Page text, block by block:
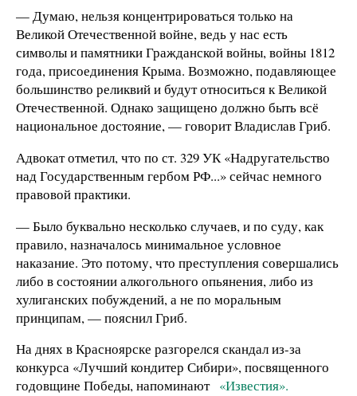
— Думаю, нельзя концентрироваться только на
Великой Отечественной войне, ведь у нас есть
символы и памятники Гражданской войны, войны 1812
года, присоединения Крыма. Возможно, подавляющее
большинство реликвий и будут относиться к Великой
Отечественной. Однако защищено должно быть всё
национальное достояние, — говоритВладиславГриб.
Адвокат отметил, что по ст. 329 УК «Надругательство
над Государственным гербом РФ...» сейчас немного
правовой практики.
— Было буквально несколько случаев, и по суду, как
правило, назначалось минимальное условное
наказание. Это потому, что преступления совершались
либо в состоянии алкогольного опьянения, либо из
хулиганских побуждений, а не по моральным
принципам, — пояснил Гриб.
На днях в Красноярске разгорелся скандал из-за
конкурса «Лучший кондитер Сибири», посвященного
годовщине Победы, напоминают «Известия».